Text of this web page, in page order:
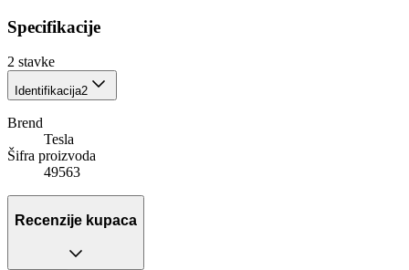
Specifikacije
2 stavke
Identifikacija2
Brend
Tesla
Šifra proizvoda
49563
Recenzije kupaca